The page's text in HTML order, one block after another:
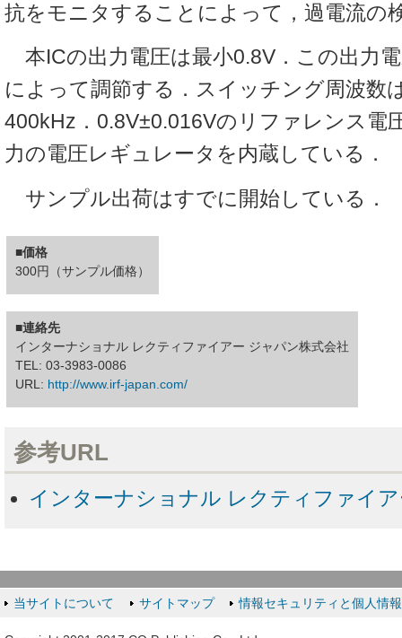
抗をモニタすることによって，過電流の
本ICの出力電圧は最小0.8V．この出力
によって調節する．スイッチング周波数
400kHz．0.8V±0.016Vのリファレンス電
力の電圧レギュレータを内蔵している．
サンプル出荷はすでに開始している．
■価格
300円（サンプル価格）
■連絡先
インターナショナル レクティファイアー ジャパン株式会社
TEL: 03-3983-0086
URL: http://www.irf-japan.com/
参考URL
インターナショナル レクティファイ
当サイトについて サイトマップ 情報セキュリティと個人情